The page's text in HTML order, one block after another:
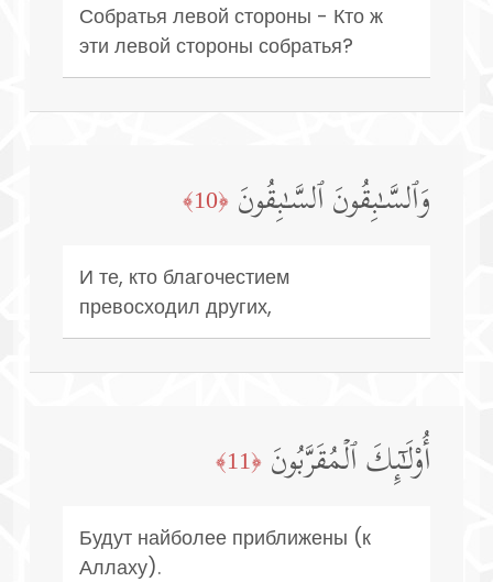
Собратья левой стороны - Кто ж
эти левой стороны собратья?
وَٱلسَّـٰبِقُونَ ٱلسَّـٰبِقُونَ ﴿10﴾
И те, кто благочестием
превосходил других,
أُو۟لَـٰۤىِٕكَ ٱلۡمُقَرَّبُونَ ﴿11﴾
Будут найболее приближены (к
Аллаху).